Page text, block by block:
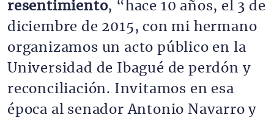
resentimiento, “hace 10 años, el 3 de
diciembre de 2015, con mi hermano
organizamos un acto público en la
Universidad de Ibagué de perdón y
reconciliación. Invitamos en esa
época al senador Antonio Navarro y